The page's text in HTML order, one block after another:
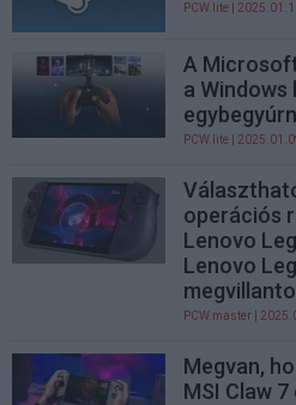
PCW.lite |
A
a
PCW.lite |
operációs
Lenovo
Lenovo
PCW.master |
Megvan,
MSI Claw